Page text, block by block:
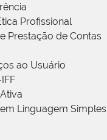
Profissional
Prestação de Contas
ao Usuário
Linguagem Simples